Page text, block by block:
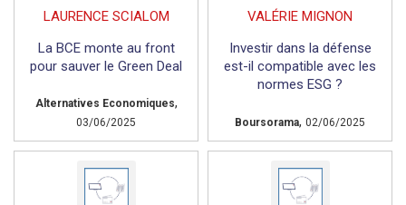
LAURENCE SCIALOM
La BCE monte au front
pour sauver le Green Deal
Alternatives Economiques,
03/06/2025
VALÉRIE MIGNON
Investir dans la défense
est-il compatible avec les
normes ESG ?
Boursorama, 02/06/2025